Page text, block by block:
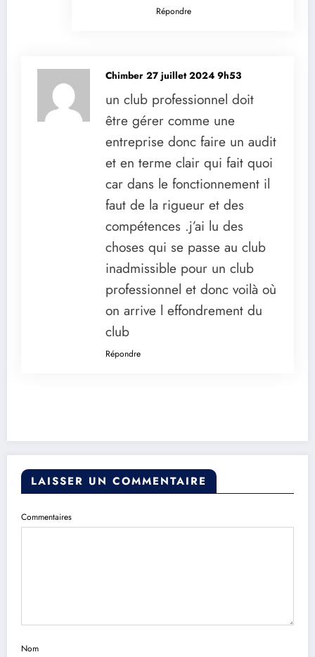
Répondre
Chimber 27 juillet 2024 9h53
un club professionnel doit
être gérer comme une
entreprise donc faire un audit
et en terme clair qui fait quoi
car dans le fonctionnement il
faut de la rigueur et des
compétences .j’ai lu des
choses qui se passe au club
inadmissible pour un club
professionnel et donc voilà où
on arrive l effondrement du
club
Répondre
LAISSER UN COMMENTAIRE
Commentaires
Nom